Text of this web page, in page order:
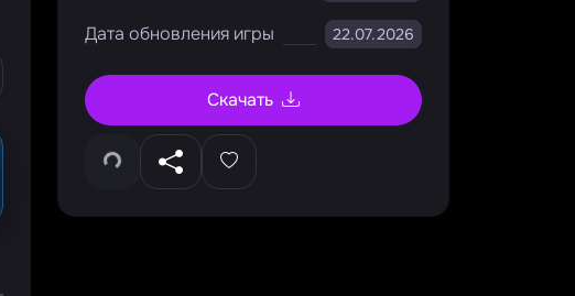
Дата обновления игры 22.07.2026
Скачать